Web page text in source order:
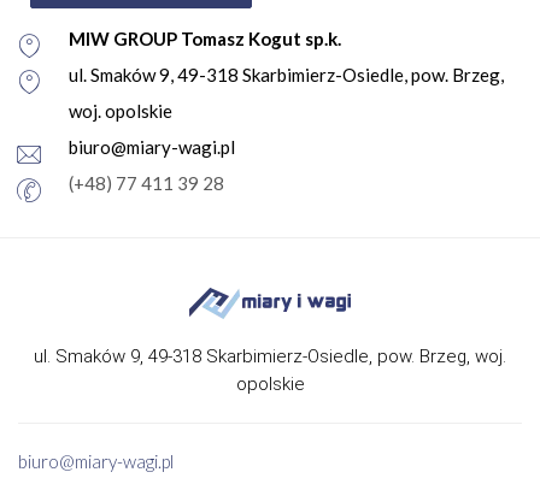
MIW GROUP Tomasz Kogut sp.k.
ul. Smaków 9, 49-318 Skarbimierz-Osiedle, pow. Brzeg,
woj. opolskie
biuro@miary-wagi.pl
(+48) 77 411 39 28
ul. Smaków 9, 49-318 Skarbimierz-Osiedle, pow. Brzeg, woj.
opolskie
biuro@miary-wagi.pl